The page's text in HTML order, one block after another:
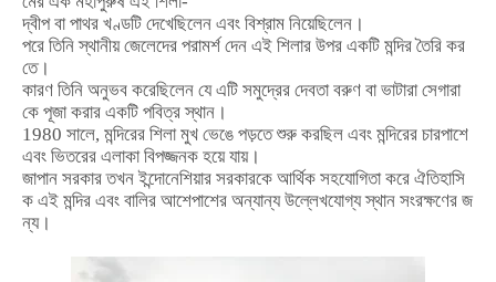
দ্বীপ বা পাথর খণ্ডটি দেখেছিলেন এবং বিশ্রাম নিয়েছিলেন।
পরে তিনি স্থানীয় জেলেদের পরামর্শ দেন এই শিলার উপর একটি মন্দির তৈরি কর
তে।
কারণ তিনি অনুভব করেছিলেন যে এটি সমুদ্রের দেবতা বরুণ বা ভাটারা সেগারা
কে পূজা করার একটি পবিত্র স্থান।
1980 সালে, মন্দিরের শিলা মুখ ভেঙে পড়তে শুরু করছিল এবং মন্দিরের চারপাশে
এবং ভিতরের এলাকা বিপজ্জনক হয়ে যায়।
জাপান সরকার তখন ইন্দোনেশিয়ার সরকারকে আর্থিক সহযোগিতা করে ঐতিহাসি
ক এই মন্দির এবং বালির আশেপাশের অন্যান্য উল্লেখযোগ্য স্থান সংরক্ষণের জ
ন্য।